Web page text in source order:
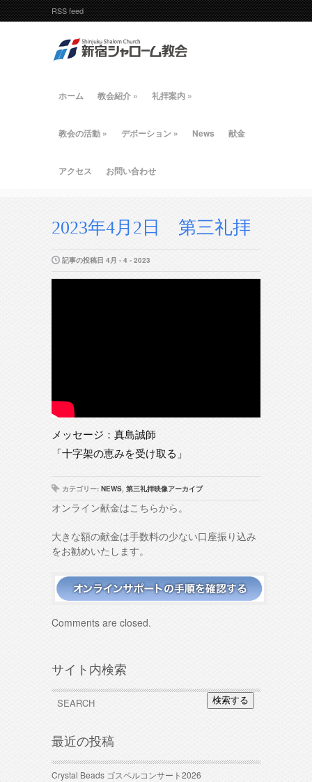
RSS feed
ホーム 教会紹介 » 礼拝案内 »
教会の活動 » デボーション » News 献金
アクセス お問い合わせ
2023年4月2日 第三礼拝
記事の投稿日 4月 - 4 - 2023
メッセージ：真島誠師
「十字架の恵みを受け取る」
カテゴリー: NEWS, 第三礼拝映像アーカイブ
オンライン献金はこちらから。
大きな額の献金は手数料の少ない口座振り込み
をお勧めいたします。
Comments are closed.
サイト内検索
検索する
最近の投稿
Crystal Beads ゴスペルコンサート2026